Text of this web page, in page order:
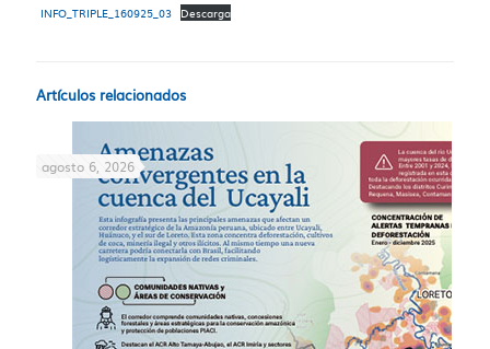
INFO_TRIPLE_160925_03 Descarga
Artículos relacionados
agosto 6, 2026